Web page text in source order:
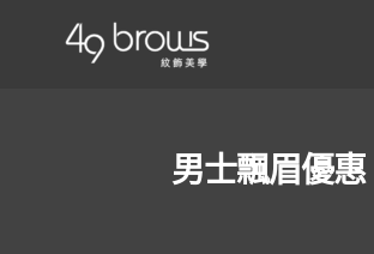
男士飄眉優惠